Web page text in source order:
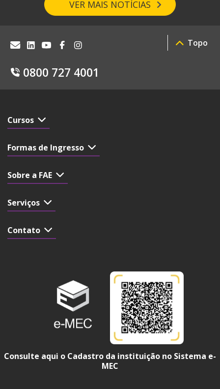
VER MAIS NOTÍCIAS
0800 727 4001
Topo
Cursos
Formas de Ingresso
Sobre a FAE
Serviços
Contato
Consulte aqui o Cadastro da instituição no Sistema e-
MEC